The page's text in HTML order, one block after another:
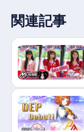
関連記事